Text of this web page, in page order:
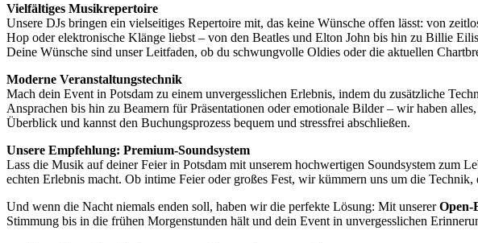
Vielfältiges Musikrepertoire
Unsere DJs bringen ein vielseitiges Repertoire mit, das keine Wünsche offen lässt: von
Hop oder elektronische Klänge liebst – von den Beatles und Elton John bis hin zu Billie
Deine Wünsche sind unser Leitfaden, ob du schwungvolle Oldies oder die aktuellen
Moderne Veranstaltungstechnik
Mach dein Event in Potsdam zu einem unvergesslichen Erlebnis, indem du zusätzliche
Ansprachen bis hin zu Beamern für Präsentationen oder emotionale Bilder – wir haben
Überblick und kannst den Buchungsprozess bequem und stressfrei abschließen.
Unsere Empfehlung: Premium-Soundsystem
Lass die Musik auf deiner Feier in Potsdam mit unserem hochwertigen Soundsystem zum
echten Erlebnis macht. Ob intime Feier oder großes Fest, wir kümmern uns um die
Und wenn die Nacht niemals enden soll, haben wir die perfekte Lösung: Mit unsererOpen-
Stimmung bis in die frühen Morgenstunden hält und dein Event in unvergesslichen